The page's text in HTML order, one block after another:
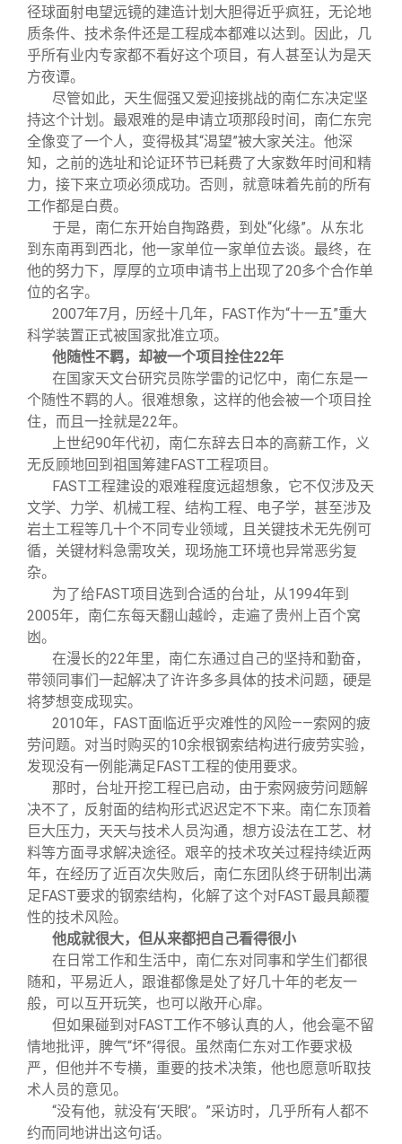
径球面射电望远镜的建造计划大胆得近乎疯狂，无论地
质条件、技术条件还是工程成本都难以达到。因此，几
乎所有业内专家都不看好这个项目，有人甚至认为是天
方夜谭。
尽管如此，天生倔强又爱迎接挑战的南仁东决定坚
持这个计划。最艰难的是申请立项那段时间，南仁东完
全像变了一个人，变得极其“渴望”被大家关注。他深
知，之前的选址和论证环节已耗费了大家数年时间和精
力，接下来立项必须成功。否则，就意味着先前的所有
工作都是白费。
于是，南仁东开始自掏路费，到处“化缘”。从东北
到东南再到西北，他一家单位一家单位去谈。最终，在
他的努力下，厚厚的立项申请书上出现了20多个合作单
位的名字。
2007年7月，历经十几年，FAST作为“十一五”重大
科学装置正式被国家批准立项。
他随性不羁，却被一个项目拴住22年
在国家天文台研究员陈学雷的记忆中，南仁东是一
个随性不羁的人。很难想象，这样的他会被一个项目拴
住，而且一拴就是22年。
上世纪90年代初，南仁东辞去日本的高薪工作，义
无反顾地回到祖国筹建FAST工程项目。
FAST工程建设的艰难程度远超想象，它不仅涉及天
文学、力学、机械工程、结构工程、电子学，甚至涉及
岩土工程等几十个不同专业领域，且关键技术无先例可
循，关键材料急需攻关，现场施工环境也异常恶劣复
杂。
为了给FAST项目选到合适的台址，从1994年到
2005年，南仁东每天翻山越岭，走遍了贵州上百个窝
凼。
在漫长的22年里，南仁东通过自己的坚持和勤奋，
带领同事们一起解决了许许多多具体的技术问题，硬是
将梦想变成现实。
2010年，FAST面临近乎灾难性的风险——索网的疲
劳问题。对当时购买的10余根钢索结构进行疲劳实验，
发现没有一例能满足FAST工程的使用要求。
那时，台址开挖工程已启动，由于索网疲劳问题解
决不了，反射面的结构形式迟迟定不下来。南仁东顶着
巨大压力，天天与技术人员沟通，想方设法在工艺、材
料等方面寻求解决途径。艰辛的技术攻关过程持续近两
年，在经历了近百次失败后，南仁东团队终于研制出满
足FAST要求的钢索结构，化解了这个对FAST最具颠覆
性的技术风险。
他成就很大，但从来都把自己看得很小
在日常工作和生活中，南仁东对同事和学生们都很
随和，平易近人，跟谁都像是处了好几十年的老友一
般，可以互开玩笑，也可以敞开心扉。
但如果碰到对FAST工作不够认真的人，他会毫不留
情地批评，脾气“坏”得很。虽然南仁东对工作要求极
严，但他并不专横，重要的技术决策，他也愿意听取技
术人员的意见。
“没有他，就没有‘天眼’。”采访时，几乎所有人都不
约而同地讲出这句话。